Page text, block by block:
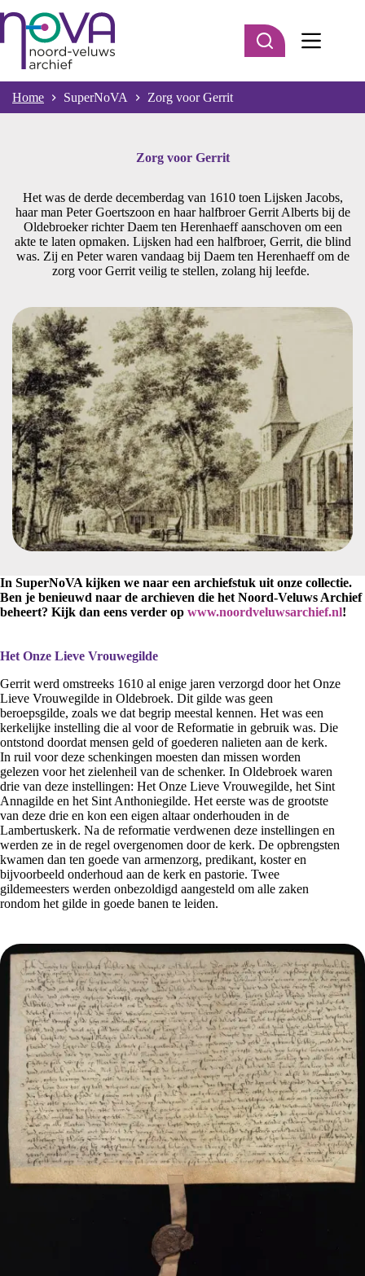
naar
inhoud
Home SuperNoVA Zorg voor Gerrit
Zorg voor Gerrit
Het was de derde decemberdag van 1610 toen Lijsken Jacobs,
haar man Peter Goertszoon en haar halfbroer Gerrit Alberts bij de
Oldebroeker richter Daem ten Herenhaeff aanschoven om een
akte te laten opmaken. Lijsken had een halfbroer, Gerrit, die blind
was. Zij en Peter waren vandaag bij Daem ten Herenhaeff om de
zorg voor Gerrit veilig te stellen, zolang hij leefde.
In SuperNoVA kijken we naar een archiefstuk uit onze collectie.
Ben je benieuwd naar de archieven die het Noord-Veluws Archief
beheert? Kijk dan eens verder op www.noordveluwsarchief.nl!
Het Onze Lieve Vrouwegilde
Gerrit werd omstreeks 1610 al enige jaren verzorgd door het Onze
Lieve Vrouwegilde in Oldebroek. Dit gilde was geen
beroepsgilde, zoals we dat begrip meestal kennen. Het was een
kerkelijke instelling die al voor de Reformatie in gebruik was. Die
ontstond doordat mensen geld of goederen nalieten aan de kerk.
In ruil voor deze schenkingen moesten dan missen worden
gelezen voor het zielenheil van de schenker. In Oldebroek waren
drie van deze instellingen: Het Onze Lieve Vrouwegilde, het Sint
Annagilde en het Sint Anthoniegilde. Het eerste was de grootste
van deze drie en kon een eigen altaar onderhouden in de
Lambertuskerk. Na de reformatie verdwenen deze instellingen en
werden ze in de regel overgenomen door de kerk. De opbrengsten
kwamen dan ten goede van armenzorg, predikant, koster en
bijvoorbeeld onderhoud aan de kerk en pastorie. Twee
gildemeesters werden onbezoldigd aangesteld om alle zaken
rondom het gilde in goede banen te leiden.